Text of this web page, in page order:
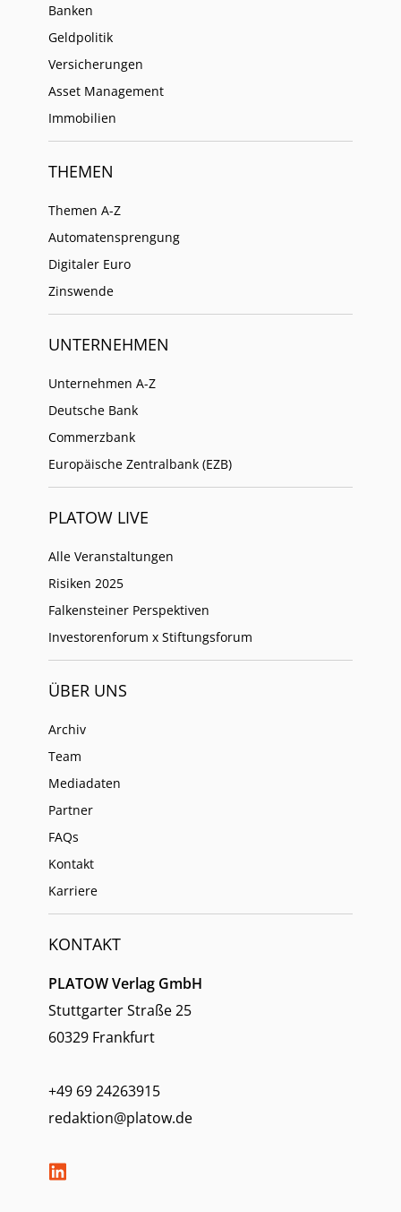
Banken
Geldpolitik
Versicherungen
Asset Management
Immobilien
THEMEN
Themen A-Z
Automatensprengung
Digitaler Euro
Zinswende
UNTERNEHMEN
Unternehmen A-Z
Deutsche Bank
Commerzbank
Europäische Zentralbank (EZB)
PLATOW LIVE
Alle Veranstaltungen
Risiken 2025
Falkensteiner Perspektiven
Investorenforum x Stiftungsforum
ÜBER UNS
Archiv
Team
Mediadaten
Partner
FAQs
Kontakt
Karriere
KONTAKT
PLATOW Verlag GmbH
Stuttgarter Straße 25
60329 Frankfurt
+49 69 24263915
redaktion@platow.de